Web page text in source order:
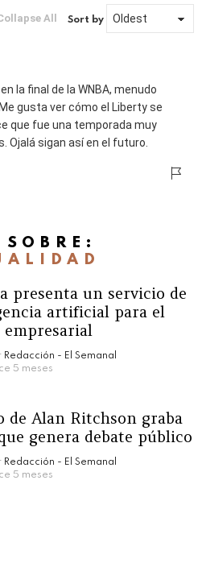
All Sort by
la final de la WNBA, menudo
gusta ver cómo el Liberty se
que fue una temporada muy
Ojalá sigan así en el futuro.
presenta un servicio de
artificial para el
empresarial
Redacción - El Semanal
5 meses
de Alan Ritchson graba
genera debate público
Redacción - El Semanal
5 meses